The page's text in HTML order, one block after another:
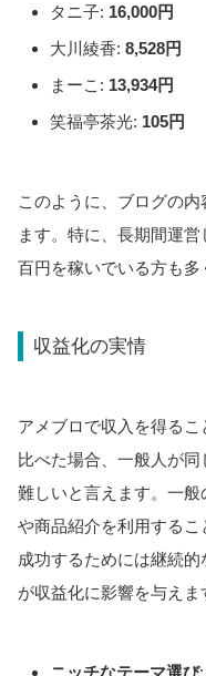
タニ子: 16,000円
大川綾香: 8,528円
まーこ: 13,934円
笑福亭茶光: 105円
このように、ブログの
ます。特に、長期間運
百円を稼いでいる方も多
収益化の実情
アメブロで収入を得る
比べた場合、一般人が
難しいと言えます。一
や商品紹介を利用するこ
成功するためには継続
が収益化に影響を与えま
ニッチなテーマ選び